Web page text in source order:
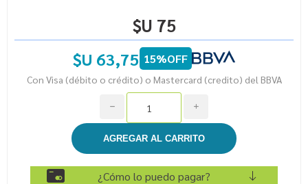
$U 75
$U 63,75 15%OFF
Con Visa (débito o crédito) o Mastercard (credito) del BBVA
i
h
¿Cómo lo puedo pagar?